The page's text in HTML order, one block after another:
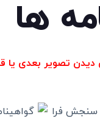
ها
دیدن تصویر بعدی